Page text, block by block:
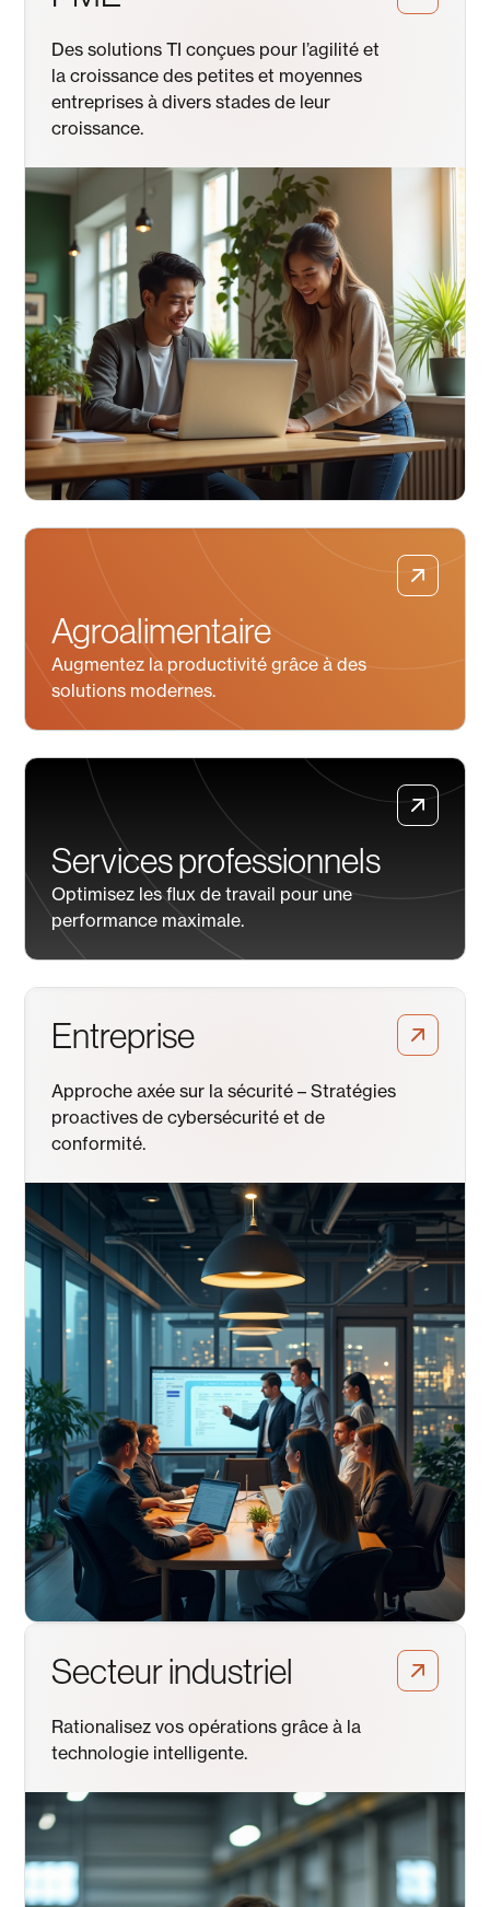
Des solutions TI conçues pour l’agilité et
la croissance des petites et moyennes
entreprises à divers stades de leur
croissance.
Agroalimentaire
Augmentez la productivité grâce à des
solutions modernes.
Services professionnels
Optimisez les flux de travail pour une
performance maximale.
Entreprise
Approche axée sur la sécurité – Stratégies
proactives de cybersécurité et de
conformité.
Secteur industriel
Rationalisez vos opérations grâce à la
technologie intelligente.